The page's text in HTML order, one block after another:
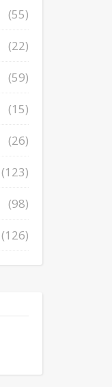
(55)
(22)
(59)
(15)
(26)
(123)
(98)
(126)